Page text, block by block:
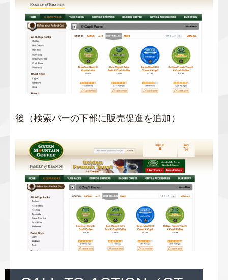
後（検索バーの下部に販売促進を追加）